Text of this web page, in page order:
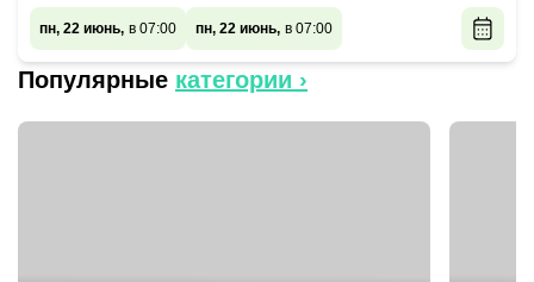
пн, 22 июнь, в 07:00 пн, 22 июнь, в 07:00
Популярные категории ›